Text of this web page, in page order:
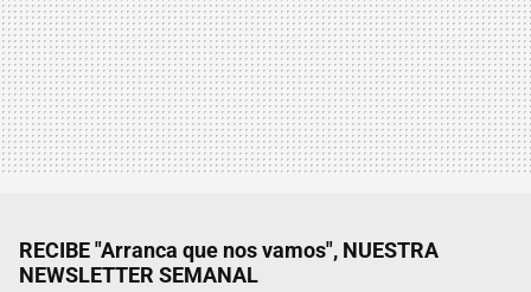
RECIBE "Arranca que nos vamos", NUESTRA
NEWSLETTER SEMANAL